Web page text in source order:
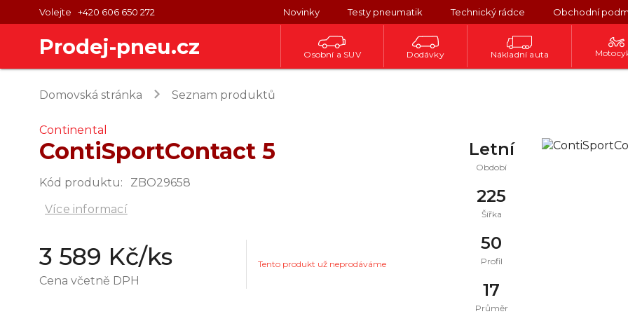
Volejte +420 606 650 272 Novinky Testy pneumatik Technický rádce Obchodní
Prodej-pneu.cz Osobní a SUV Dodávky Nákladní auta
Domovská stránka keyboard_arrow_right Seznam produktů
Continental
ContiSportContact 5
Kód produktu:
ZBO29658
Více informací
3 589 Kč/ks
Cena včetně DPH
Tento produkt už neprodáváme
Letní
Období
225
Šířka
50
Profil
17
Průměr